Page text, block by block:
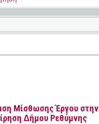
Μίσθωσης Έργου στην
∆ήµου Ρεθύµνης